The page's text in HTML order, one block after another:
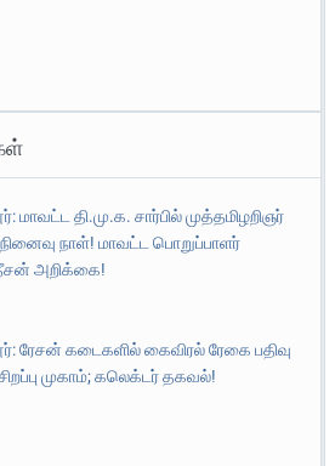
மாவட்ட தி.மு.க. சார்பில் முத்தமிழறிஞர்
நாள்! மாவட்ட பொறுப்பாளர்
அறிக்கை!
ரேசன் கடைகளில் கைவிரல் ரேகை பதிவு
முகாம்; கலெக்டர் தகவல்!